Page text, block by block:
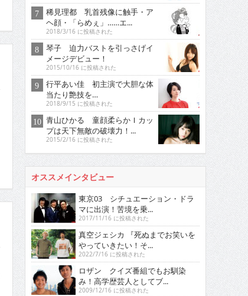
稀見理都 乳首残像に触手・ア
ヘ顔・「らめぇ」……エ...
2018/3/16 に投稿された
琴子 迫力バストを引っさげイ
メージデビュー！
2015/10/16 に投稿された
行平あい佳 初主演で大胆な体
当たり艶技を…
2018/9/15 に投稿された
青山ひかる 童顔柔らかＩカッ
プは天下無敵の破壊力！...
2015/2/16 に投稿された
オススメインタビュー
東京03 シチュエーション・ドラ
マに出演！苦境を乗...
2017/11/16 に投稿された
真空ジェシカ 『死ぬまでお笑いを
やっていきたい！そ...
2022/7/16 に投稿された
ロザン クイズ番組でもお馴染
み！高学歴芸人としてブ...
2009/12/16 に投稿された